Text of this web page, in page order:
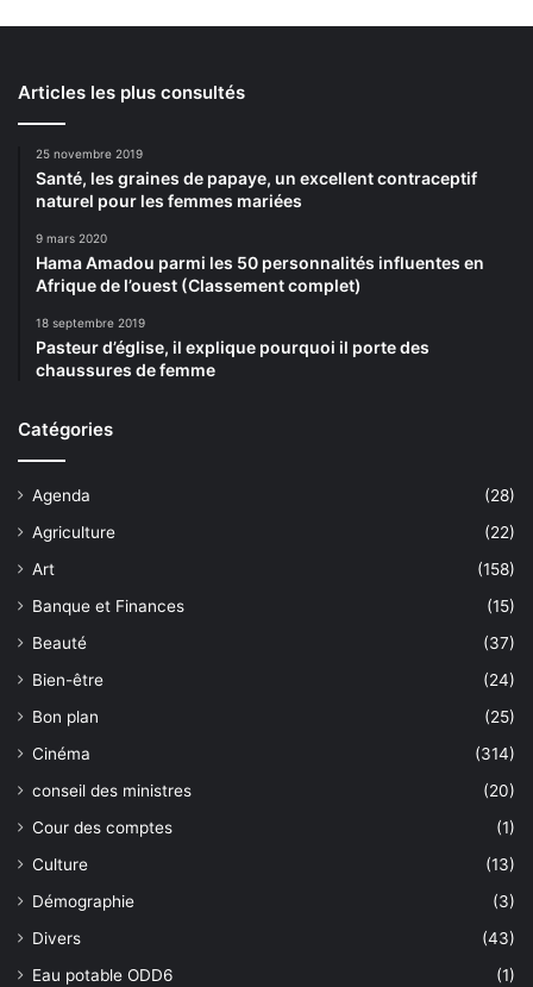
Articles les plus consultés
25 novembre 2019
Santé, les graines de papaye, un excellent contraceptif
naturel pour les femmes mariées
9 mars 2020
Hama Amadou parmi les 50 personnalités influentes en
Afrique de l’ouest (Classement complet)
18 septembre 2019
Pasteur d’église, il explique pourquoi il porte des
chaussures de femme
Catégories
Agenda
(28)
Agriculture
(22)
Art
(158)
Banque et Finances
(15)
Beauté
(37)
Bien-être
(24)
Bon plan
(25)
Cinéma
(314)
conseil des ministres
(20)
Cour des comptes
(1)
Culture
(13)
Démographie
(3)
Divers
(43)
Eau potable ODD6
(1)